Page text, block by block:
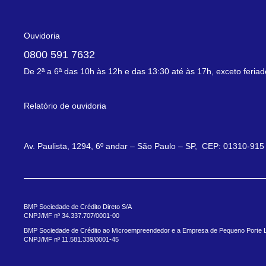
Ouvidoria
0800 591 7632
De 2ª a 6ª das 10h às 12h e das 13:30 até às 17h, exceto
Relatório de ouvidoria
Av. Paulista, 1294, 6º andar – São Paulo – SP, CEP: 01310-915
BMP Sociedade de Crédito Direto S/A
CNPJ/MF nº 34.337.707/0001-00
BMP Sociedade de Crédito ao Microempreendedor e a Empresa de Pequeno Porte
CNPJ/MF nº 11.581.339/0001-45